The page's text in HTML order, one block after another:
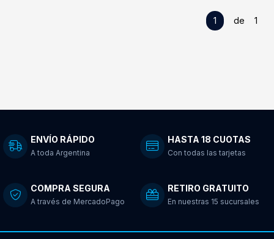
1 de 1
ENVÍO RÁPIDO
A toda Argentina
HASTA 18 CUOTAS
Con todas las tarjetas
COMPRA SEGURA
A través de MercadoPago
RETIRO GRATUITO
En nuestras 15 sucursales